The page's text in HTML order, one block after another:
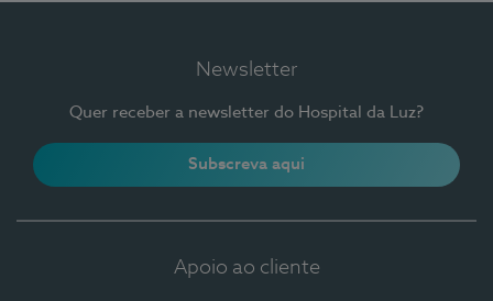
Newsletter
Quer receber a newsletter do Hospital da Luz?
Subscreva aqui
Apoio ao cliente